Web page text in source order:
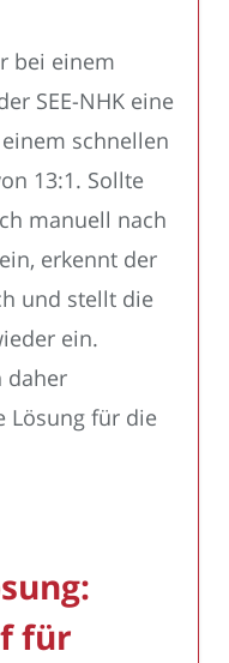
bei einem
SEE-NHK eine
schnellen
13:1. Sollte
manuell nach
erkennt der
und stellt die
ein.
daher
Lösung für die
für